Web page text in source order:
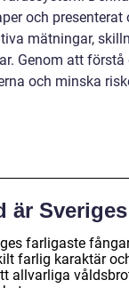
och
mätningar,
Genom att
och minska
är
farligaste
farlig karaktär
allvarliga